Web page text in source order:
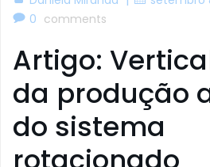
0 comments
Artigo:
da produção
do sistema